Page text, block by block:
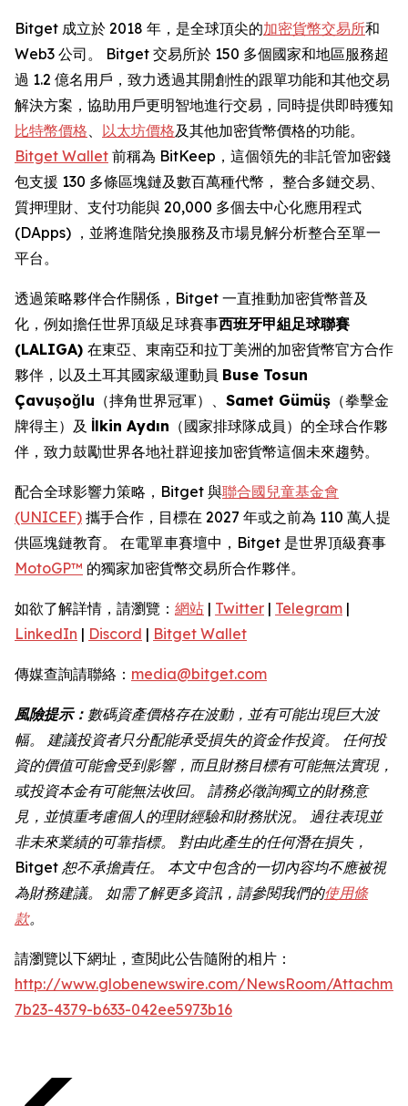
Bitget 成立於 2018 年，是全球頂尖的加密貨幣交易所和
Web3 公司。 Bitget 交易所於 150 多個國家和地區服務超
過 1.2 億名用戶，致力透過其開創性的跟單功能和其他交易
解決方案，協助用戶更明智地進行交易，同時提供即時獲知
比特幣價格
以太坊價格及其他加密貨幣價格的功能。
Bitget Wallet 前稱為 BitKeep，這個領先的非託管加密錢
包支援 130 多條區塊鏈及數百萬種代幣， 整合多鏈交易、
質押理財、支付功能與 20,000 多個去中心化應用程式
(DApps) ，並將進階兌換服務及市場見解分析整合至單一
平台。
透過策略夥伴合作關係，Bitget 一直推動加密貨幣普及
化，例如擔任世界頂級足球賽事西班牙甲組足球聯賽
(LALIGA) 在東亞、東南亞和拉丁美洲的加密貨幣官方合作
夥伴，以及土耳其國家級運動員 Buse Tosun
Çavuşoğlu （摔角世界冠軍）、 Samet Gümüş （拳擊金
牌得主）及 İlkin Aydın （國家排球隊成員）的全球合作夥
伴，致力鼓勵世界各地社群迎接加密貨幣這個未來趨勢。
配合全球影響力策略，Bitget 與聯合國兒童基金會
(UNICEF) 攜手合作，目標在 2027 年或之前為 110 萬人提
供區塊鏈教育。 在電單車賽壇中，Bitget 是世界頂級賽事
MotoGP™ 的獨家加密貨幣交易所合作夥伴。
如欲了解詳情，請瀏覽： 網站 | Twitter | Telegram |
LinkedIn | Discord | Bitget Wallet
傳媒查詢請聯絡： media@bitget.com
風險提示： 數碼資產價格存在波動，並有可能出現巨大波
幅。
建議投資者只分配能承受損失的資金作投資。
任何投
資的價值可能會受到影響，而且財務目標有可能無法實現，
或投資本金有可能無法收回。
請務必徵詢獨立的財務意
見，並慎重考慮個人的理財經驗和財務狀況。
過往表現並
非未來業績的可靠指標。
對由此產生的任何潛在損失，
Bitget 恕不承擔責任。
本文中包含的一切內容均不應被視
為財務建議。
如需了解更多資訊，請參閱我們的使用條
款。
請瀏覽以下網址，查閱此公告隨附的相片：
http://www.globenewswire.com/NewsRoom/
7b23-4379-b633-042ee5973b16